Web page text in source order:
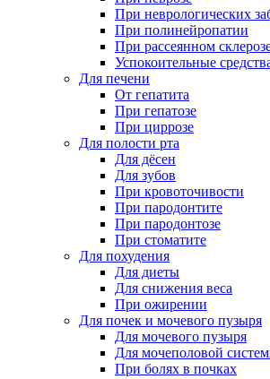
При неврологических
При полинейропатии
При рассеянном
Успокоительные
Для печени
От гепатита
При гепатозе
При циррозе
Для полости рта
Для дёсен
Для зубов
При кровоточивости
При пародонтите
При пародонтозе
При стоматите
Для похудения
Для диеты
Для снижения веса
При ожирении
Для почек и мочевого пузыря
Для мочевого пузыря
Для мочеполовой
При болях в почках